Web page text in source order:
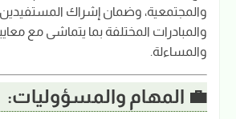
والمجتمعية، وضمان إشراك المستفيدين
والمبادرات المختلفة بما يتماشى مع
والمساءلة.
💼 المهام والمسؤوليات: